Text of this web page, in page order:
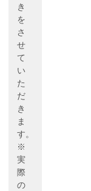
き
を
さ
せ
て
い
た
だ
き
ま
す。
※
実
際
の